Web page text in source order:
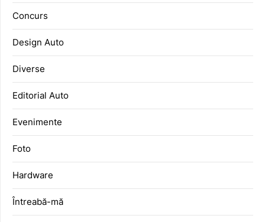
Concurs
Design Auto
Diverse
Editorial Auto
Evenimente
Foto
Hardware
Întreabă-mă